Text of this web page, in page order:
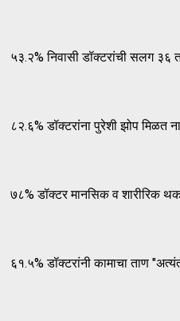
५३.२% निवासी डॉक्टरांची सलग ३६
८२.६% डॉक्टरांना पुरेशी झोप मिळत
७८% डॉक्टर मानसिक व शारीरिक
६१.५% डॉक्टरांनी कामाचा ताण